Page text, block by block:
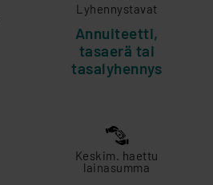
Lyhennystavat
Annuiteetti,
tasaerä tai
tasalyhennys
Keskim. haettu
lainasumma